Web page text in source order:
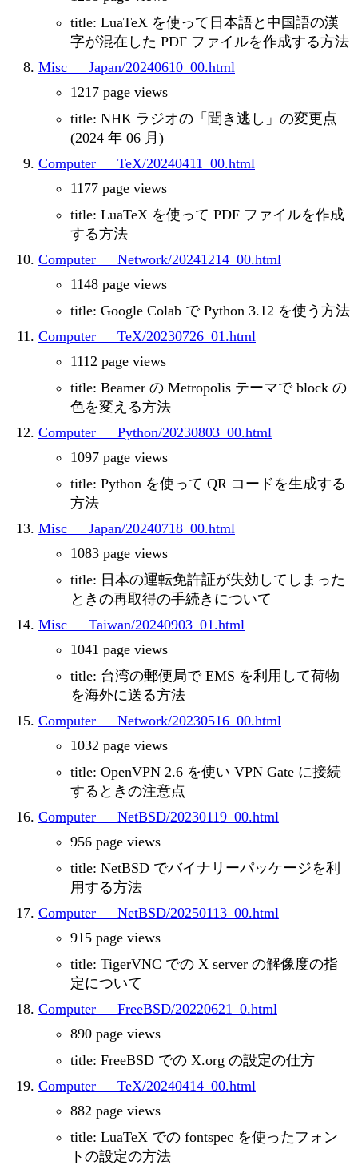
title: LuaTeX を使って日本語と中国語の漢
字が混在した PDF ファイルを作成する方法
Misc___Japan/20240610_00.html
1217 page views
title: NHK ラジオの「聞き逃し」の変更点
(2024 年 06 月)
Computer___TeX/20240411_00.html
1177 page views
title: LuaTeX を使って PDF ファイルを作成
する方法
Computer___Network/20241214_00.html
1148 page views
title: Google Colab で Python 3.12 を使う方法
Computer___TeX/20230726_01.html
1112 page views
title: Beamer の Metropolis テーマで block の
色を変える方法
Computer___Python/20230803_00.html
1097 page views
title: Python を使って QR コードを生成する
方法
Misc___Japan/20240718_00.html
1083 page views
title: 日本の運転免許証が失効してしまった
ときの再取得の手続きについて
Misc___Taiwan/20240903_01.html
1041 page views
title: 台湾の郵便局で EMS を利用して荷物
を海外に送る方法
Computer___Network/20230516_00.html
1032 page views
title: OpenVPN 2.6 を使い VPN Gate に接続
するときの注意点
Computer___NetBSD/20230119_00.html
956 page views
title: NetBSD でバイナリーパッケージを利
用する方法
Computer___NetBSD/20250113_00.html
915 page views
title: TigerVNC での X server の解像度の指
定について
Computer___FreeBSD/20220621_0.html
890 page views
title: FreeBSD での X.org の設定の仕方
Computer___TeX/20240414_00.html
882 page views
title: LuaTeX での fontspec を使ったフォン
トの設定の方法